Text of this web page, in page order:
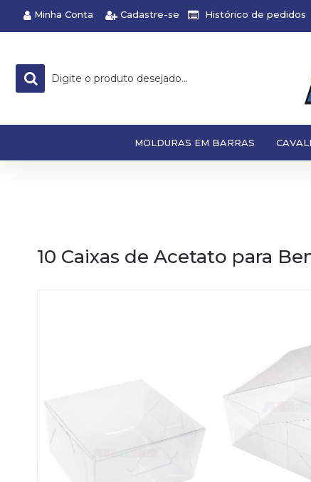
Minha Conta Cadastre-se Histórico de pedidos
MOLDURAS EM BARRAS
10 Caixas de Acetato para